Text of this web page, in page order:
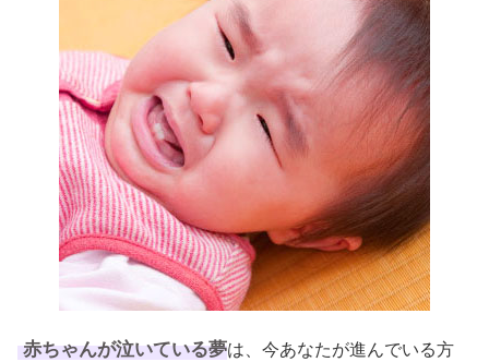
赤ちゃんが泣いている夢は、今あなたが進んでいる方